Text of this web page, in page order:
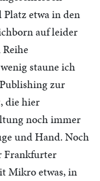
Platz etwa in den
auf leider
staune ich
zur
die hier
noch immer
und Hand. Noch
Frankfurter
Mikro etwas, in